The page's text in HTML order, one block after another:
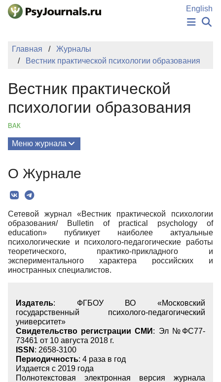
Перейти к основному содержанию
English
НОВОСТИ
ИЗДАНИЯ
БАЗА ЗНАНИЙ
КЛЮЧЕВЫЕ СЛОВА
Регистрация
Вход
Главная
Журналы
Вестник практической психологии образования
Вестник практической
психологии образования
ВАК
Меню журнала
О Журнале
Миссия
Редколлегия
Редакционная политика
Индексирование
Для авторов
Контакты
О Журнале
Сетевой журнал «Вестник практической психологии
образования/ Bulletin of practical psychology of
education» публикует наиболее актуальные
психологические и психолого-педагогические работы
теоретического, практико-прикладного и
экспериментального характера российских и
иностранных специалистов.
Издатель: ФГБОУ ВО «Московский
государственный психолого-педагогический
университет»
Свидетельство регистрации СМИ : Эл №ФС77-
73461 от 10 августа 2018 г.
ISSN : 2658-3100
Периодичность: 4 раза в год
Издается с 2019 года
Полнотекстовая электронная версия журнала